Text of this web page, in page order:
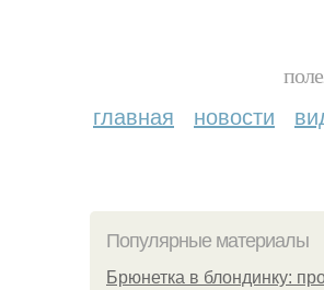
главная новости
Популярные материалы
Брюнетка в блондинку: